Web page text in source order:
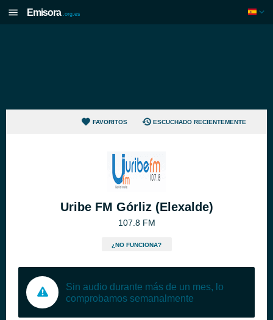
Emisora .org.es
FAVORITOS ESCUCHADO RECIENTEMENTE
Uribe FM Górliz (Elexalde)
107.8 FM
¿NO FUNCIONA?
Sin audio durante más de un mes, lo
comprobamos semanalmente